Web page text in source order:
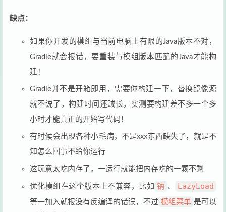
缺点：
如果你开发的模组与当前电脑上有限的Java版本不对，
Gradle就会报错，要重装与模组版本匹配的Java才能构
建！
Gradle并不是开箱即用，需要你构建一下，替换镜像源
就不说了，构建时间还贼长，实测要构建差不多一个多
小时才能真正的开始写代码！
有时候会出现各种小毛病，不是xxx东西缺失了，就是不
知怎么回事不给你运行
这玩意太吃内存了，一运行就能把内存吃的一颗不剩
优化模组在这个版本上不兼容，比如 钠 、 LazyLoad
等一加入就报没有反编译的错误，不过 模组菜单 是可以